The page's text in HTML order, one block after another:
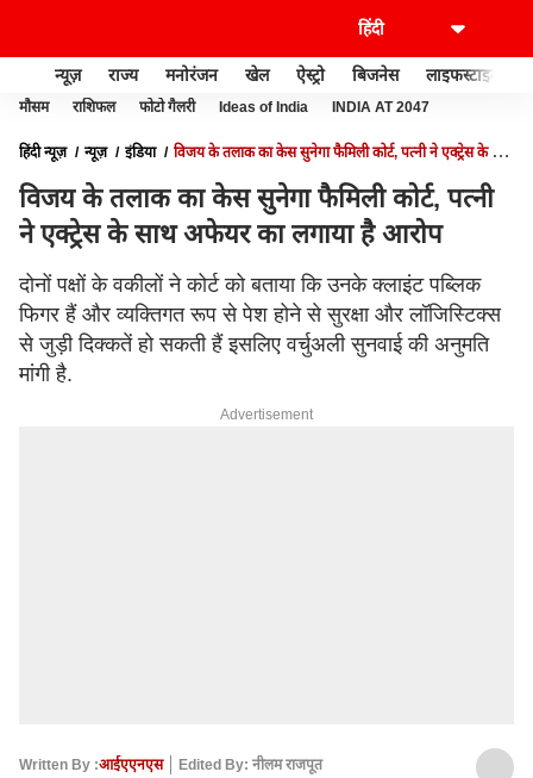
न्यूज़ राज्य मनोरंजन खेल ऐस्ट्रो बिजनेस लाइफस्टाइल
मौसम राशिफल फोटो गैलरी Ideas of India INDIA AT 2047
हिंदी न्यूज़ न्यूज़ इंडिया
विजय के तलाक का केस सुनेगा फैमिली कोर्ट, पत्नी ने एक्ट्रेस के साथ
विजय के तलाक का केस सुनेगा फैमिली कोर्ट, पत्नी
ने एक्ट्रेस के साथ अफेयर का लगाया है आरोप
दोनों पक्षों के वकीलों ने कोर्ट को बताया कि उनके क्लाइंट पब्लिक
फिगर हैं और व्यक्तिगत रूप से पेश होने से सुरक्षा और लॉजिस्टिक्स
से जुड़ी दिक्कतें हो सकती हैं इसलिए वर्चुअली सुनवाई की अनुमति
मांगी है.
Advertisement
Written By :आईएएनएस
Edited By: नीलम राजपूत